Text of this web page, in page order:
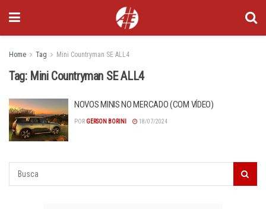
Home Tag Mini Countryman SE ALL4
Tag: Mini Countryman SE ALL4
NOVOS MINIS NO MERCADO (COM VÍDEO)
POR GERSON BORINI 18/07/2024